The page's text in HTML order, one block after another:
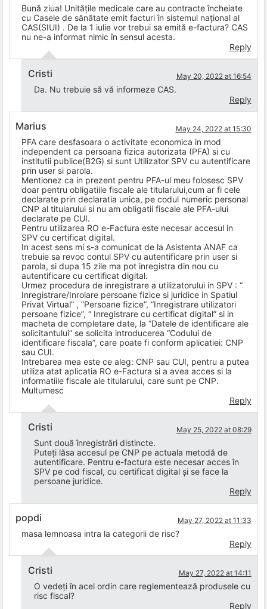
Bună ziua! Unitățile medicale care au contracte încheiate
cu Casele de sănătate emit facturi în sistemul național al
CAS(SIUI) . De la 1 iulie vor trebui sa emită e-factura? CAS
nu ne-a informat nimic în sensul acesta.
Reply
Cristi May 20, 2022 at 16:54
Da. Nu trebuie să vă informeze CAS.
Reply
Marius May 24, 2022 at 15:30
PFA care desfasoara o activitate economica in mod
independent ca persoana fizica autorizata (PFA) si cu
institutii publice(B2G) si sunt Utilizator SPV cu autentificare
prin user si parola.
Mentionez ca in prezent pentru PFA-ul meu folosesc SPV
doar pentru obligatiile fiscale ale titularului,cum ar fi cele
declarate prin declaratia unica, pe codul numeric personal
CNP al titularului si nu am obligatii fiscale ale PFA-ului
declarate pe CUI.
Pentru utilizarea RO e-Factura este necesar accesul in
SPV cu certificat digital.
In acest sens mi s-a comunicat de la Asistenta ANAF ca
trebuie sa revoc contul SPV cu autentificare prin user si
parola, si dupa 15 zile ma pot inregistra din nou cu
autentificare cu certificat digital.
Urmez procedura de inregistrare a utilizatorului in SPV : “
Inregistrare/Inrolare persoane fizice si juridice in Spatiul
Privat Virtual” , “Persoane fizice”, “Inregistrare utilizatori
persoane fizice”, “ Inregistrare cu certificat digital” si in
macheta de completare date, la “Datele de identificare ale
solicitantului” se solicita introducerea “Codului de
identificare fiscala”, care poate fi conform aplicatiei: CNP
sau CUI.
Intrebarea mea este ce aleg: CNP sau CUI, pentru a putea
utiliza atat aplicatia RO e-Factura si a avea acces si la
informatiile fiscale ale titularului, care sunt pe CNP.
Multumesc
Reply
Cristi May 25, 2022 at 08:29
Sunt două înregistrări distincte.
Puteți lăsa accesul pe CNP pe actuala metodă de
autentificare. Pentru e-factura este necesar acces în
SPV pe cod fiscal, cu certificat digital și se face la
persoane juridice.
Reply
popdi May 27, 2022 at 11:33
masa lemnoasa intra la categorii de risc?
Reply
Cristi May 27, 2022 at 14:11
O vedeți în acel ordin care reglementează produsele cu
risc fiscal?
Reply